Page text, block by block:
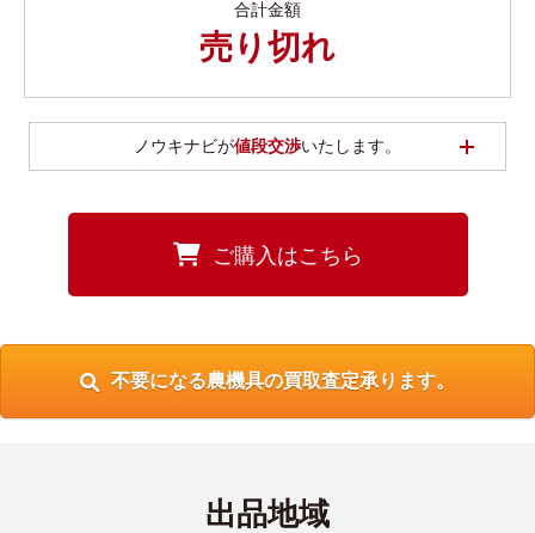
合計金額
売り切れ
ノウキナビが値段交渉いたします。
ご購入はこちら
不要になる農機具の買取査定承ります。
出品地域